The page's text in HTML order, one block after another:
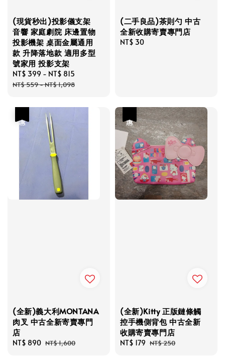
(現貨秒出)投影儀支架
音響 家庭劇院 床邊置物
投影機架 桌面金屬通用
款 升降落地款 適用多型
號家用 投影支架
Sale
price
NT$ 399 - NT$ 815
NT$ 559-NT$ 1,098
(二手良品)茶則勺 中古
全新收購寄賣專門店
Regular
NT$ 30
(全新)義大利MONTANA
肉叉 中古全新寄賣專門
店
Sale
NT$ 890 Regular
NT$ 1,600
(全新)Kitty 正版鏈條觸
控手機側背包 中古全新
收購寄賣專門店
Sale
NT$ 179 Regular
NT$ 250